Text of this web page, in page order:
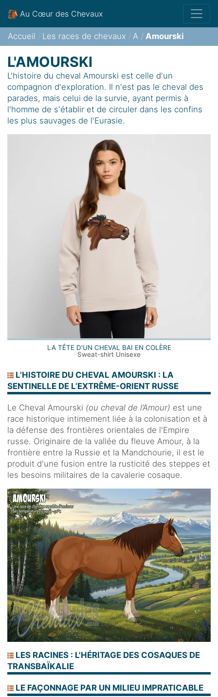
Au Cœur des Chevaux
Accueil Les races de chevaux A Amourski
L'AMOURSKI
L'histoire du cheval Amourski est celle d'un
compagnon d'exploration. Il n'est pas le cheval des
parades, mais celui de la survie, ayant permis à
l'homme de s'établir et de circuler dans les confins
les plus sauvages de l'Eurasie.
LA TÊTE D'UN CHEVAL BAI EN COLÈRE
Sweat-shirt Unisexe
L’HISTOIRE DU CHEVAL AMOURSKI : LA
SENTINELLE DE L’EXTRÊME-ORIENT RUSSE
Le Cheval Amourski (ou cheval de l’Amour) est une
race historique intimement liée à la colonisation et à
la défense des frontières orientales de l'Empire
russe. Originaire de la vallée du fleuve Amour, à la
frontière entre la Russie et la Mandchourie, il est le
produit d'une fusion entre la rusticité des steppes et
les besoins militaires de la cavalerie cosaque.
LES RACINES : L'HÉRITAGE DES COSAQUES DE
TRANSBAÏKALIE
LE FAÇONNAGE PAR UN MILIEU IMPRATICABLE